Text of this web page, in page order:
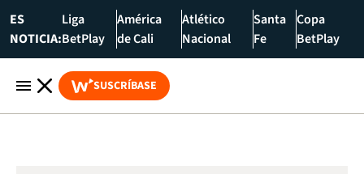
ES
NOTICIA:
Liga
BetPlay
América
de Cali
Atlético
Nacional
Santa
Fe
Copa
BetPlay
SUSCRÍBASE